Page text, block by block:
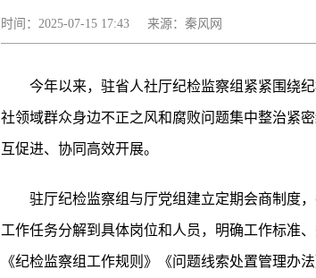
时间：2025-07-15 17:43 来源：秦风网
今年以来，驻省人社厅纪检监察组紧紧围绕
社领域群众身边不正之风和腐败问题集中整治紧
互促进、协同高效开展。
驻厅纪检监察组与厅党组建立定期会商制度
工作任务分解到具体岗位和人员，明确工作标准
《纪检监察组工作规则》《问题线索处置管理办